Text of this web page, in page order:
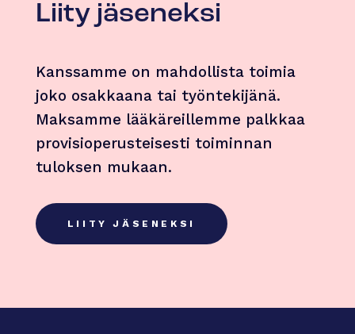
Liity jäseneksi
Kanssamme on mahdollista toimia
joko osakkaana tai työntekijänä.
Maksamme lääkäreillemme palkkaa
provisioperusteisesti toiminnan
tuloksen mukaan.
LIITY JÄSENEKSI